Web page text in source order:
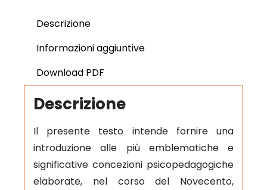
Descrizione
Informazioni aggiuntive
Download PDF
Descrizione
Il presente testo intende fornire una
introduzione alle più emblematiche e
significative concezioni psicopedagogiche
elaborate, nel corso del Novecento,